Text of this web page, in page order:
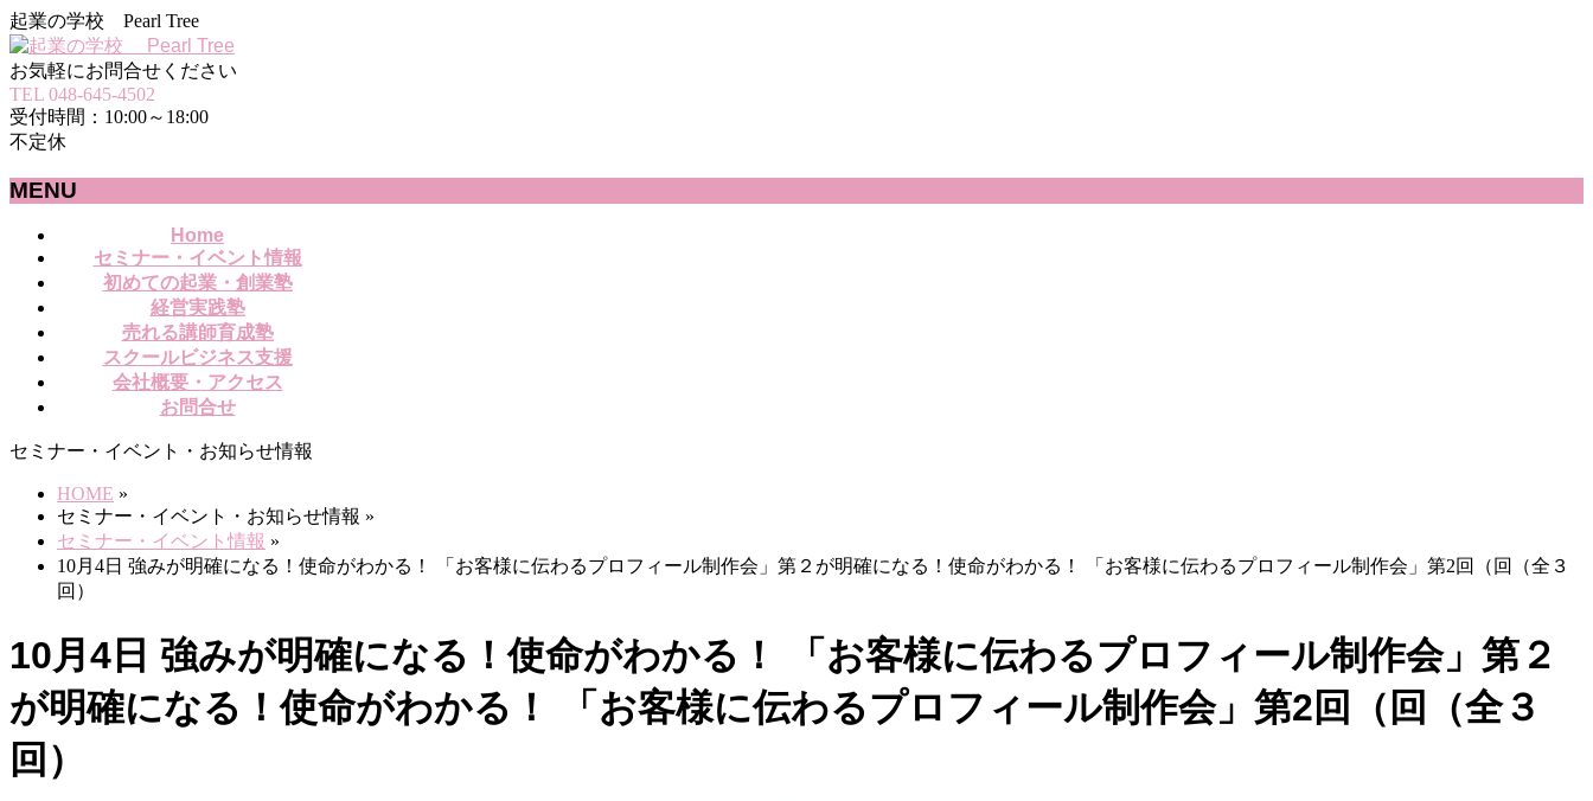
起業の学校 Pearl Tree
お気軽にお問合せください
TEL 048-645-4502
受付時間：10:00～18:00
不定休
MENU
Home
セミナー・イベント情報
初めての起業・創業塾
経営実践塾
売れる講師育成塾
スクールビジネス支援
会社概要・アクセス
お問合せ
セミナー・イベント・お知らせ情報
HOME »
セミナー・イベント・お知らせ情報 »
セミナー・イベント情報 »
10月4日 強みが明確になる！使命がわかる！ 「お客様に伝わるプロフィール制作会」第２が明確になる！使命がわかる！ 「お客様に伝わるプロフィール制作会」第2回（回（全３
回）
10月4日 強みが明確になる！使命がわかる！ 「お客様に伝わるプロフィール制作会」第２
が明確になる！使命がわかる！ 「お客様に伝わるプロフィール制作会」第2回（回（全３
回）